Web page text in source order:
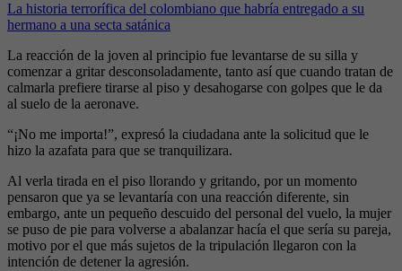
La historia terrorífica del colombiano que habría entregado a su
hermano a una secta satánica
La reacción de la joven al principio fue levantarse de su silla y
comenzar a gritar desconsoladamente, tanto así que cuando tratan de
calmarla prefiere tirarse al piso y desahogarse con golpes que le da
al suelo de la aeronave.
“¡No me importa!”, expresó la ciudadana ante la solicitud que le
hizo la azafata para que se tranquilizara.
Al verla tirada en el piso llorando y gritando, por un momento
pensaron que ya se levantaría con una reacción diferente, sin
embargo, ante un pequeño descuido del personal del vuelo, la mujer
se puso de pie para volverse a abalanzar hacía el que sería su pareja,
motivo por el que más sujetos de la tripulación llegaron con la
intención de detener la agresión.